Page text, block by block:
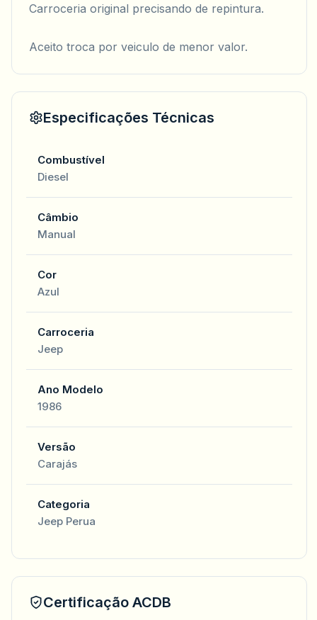
Carroceria original precisando de repintura.
Aceito troca por veiculo de menor valor.
Especificações Técnicas
Combustível
Diesel
Câmbio
Manual
Cor
Azul
Carroceria
Jeep
Ano Modelo
1986
Versão
Carajás
Categoria
Jeep Perua
Certificação ACDB